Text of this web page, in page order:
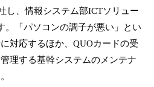
し、情報システム部ICTソリュー
。「パソコンの調子が悪い」とい
対応するほか、QUOカードの受
理する基幹システムのメンテナ